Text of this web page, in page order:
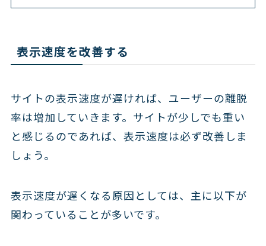
表示速度を改善する
サイトの表示速度が遅ければ、ユーザーの離脱
率は増加していきます。サイトが少しでも重い
と感じるのであれば、表示速度は必ず改善しま
しょう。
表示速度が遅くなる原因としては、主に以下が
関わっていることが多いです。